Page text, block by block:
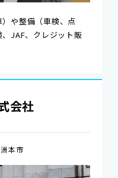
や整備（車検、点
JAF、クレジット販
会社
洲本市